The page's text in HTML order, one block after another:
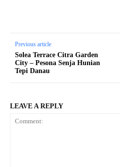
Previous article
Solea Terrace Citra Garden
City – Pesona Senja Hunian
Tepi Danau
LEAVE A REPLY